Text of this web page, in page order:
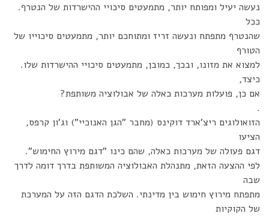
נעשה יעיל ומפותח יותר, מתמעטים סיכויי ההישרדות של הנטרף.
ככל
שהנטרף מתפתח ונעשה זריז ומתוחכם יותר, מתמעטים סיכוייו של
הטורף
למצוא את מזונו, ובכך, כמובן, מתמעטים סיכויי ההישרדות שלו.
כיצד,
אם כן, פועלות מערכות כאלה של אבולוציה משותפת?
.
הזואולוגים ריצ'ארד דוקינס (מחבר "הגן האנוכיי") וג'ון קרפס,
הציעו
דגם פעולה של מערכות כאלה, שהם כינו "דגם מירוץ החימוש".
לפי ההצעה הזאת, מתנהלת האבולוציה המשותפת בדרך דומה לדרך
שבה
מתפתח מירוץ חימוש בין מדינתי. השלכת הדגם הזה על המערכת
של הקוקיות